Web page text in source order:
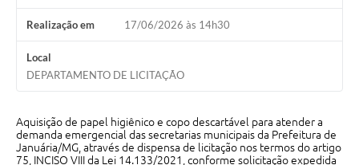
Diário Oficial
Links
Enquete
SIC
Realização em 17/06/2026 às 14h30
Local
DEPARTAMENTO DE LICITAÇÃO
Aquisição de papel higiênico e copo descartável para atender a
demanda emergencial das secretarias municipais da Prefeitura de
Januária/MG, através de dispensa de licitação nos termos do artigo
75, INCISO VIII da Lei 14.133/2021, conforme solicitação expedida